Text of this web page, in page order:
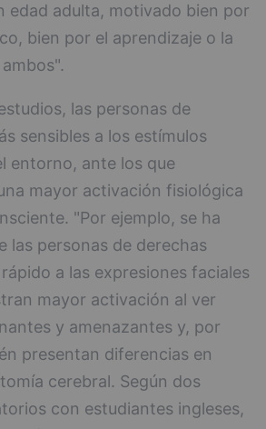
edad adulta, motivado bien por
bien por el aprendizaje o la
las personas de
sensibles a los estímulos
entorno, ante los que
mayor activación fisiológica
"Por ejemplo, se ha
las personas de derechas
a las expresiones faciales
mayor activación al ver
y amenazantes y, por
presentan diferencias en
cerebral. Según dos
con estudiantes ingleses,